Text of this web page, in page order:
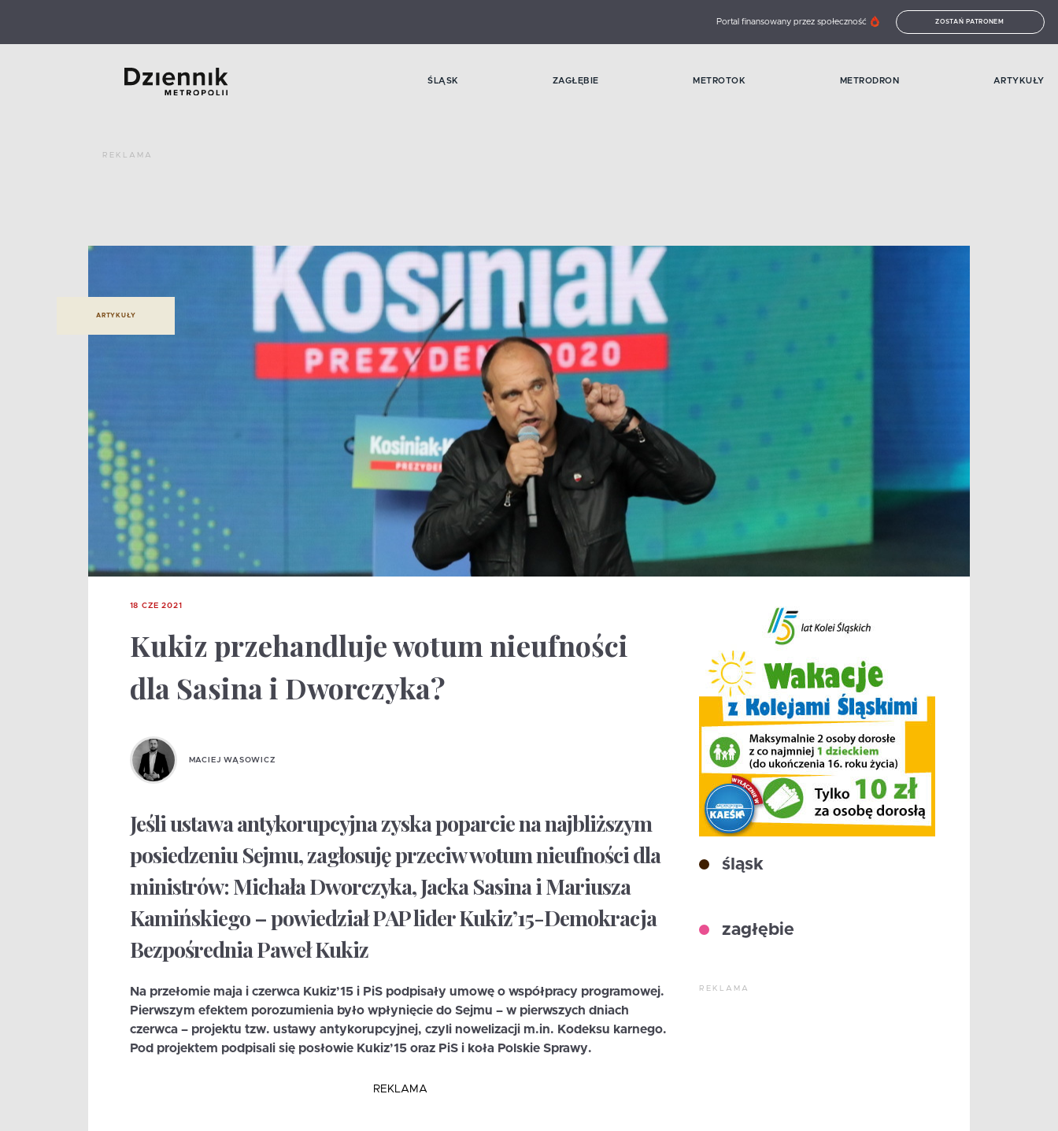
Portal finansowany przez społeczność ZOSTAŃ PATRONEM
ŚLĄSK ZAGŁĘBIE METROTOK METRODRON ARTYKUŁY
REKLAMA
ARTYKUŁY
18 CZE 2021
Kukiz przehandluje wotum nieufności
dla Sasina i Dworczyka?
MACIEJ WĄSOWICZ
Jeśli ustawa antykorupcyjna zyska poparcie na najbliższym
posiedzeniu Sejmu, zagłosuję przeciw wotum nieufności dla
ministrów: Michała Dworczyka, Jacka Sasina i Mariusza
Kamińskiego – powiedział PAP lider Kukiz’15-Demokracja
Bezpośrednia Paweł Kukiz
Na przełomie maja i czerwca Kukiz’15 i PiS podpisały umowę o współpracy programowej.
Pierwszym efektem porozumienia było wpłynięcie do Sejmu – w pierwszych dniach
czerwca – projektu tzw. ustawy antykorupcyjnej, czyli nowelizacji m.in. Kodeksu karnego.
Pod projektem podpisali się posłowie Kukiz’15 oraz PiS i koła Polskie Sprawy.
REKLAMA
śląsk
zagłębie
REKLAMA